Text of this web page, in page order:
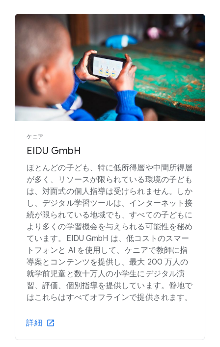
ケニア
EIDU GmbH
ほとんどの子ども、特に低所得層や中間所得層
が多く、リソースが限られている環境の子ども
は、対面式の個人指導は受けられません。しか
し、デジタル学習ツールは、インターネット接
続が限られている地域でも、すべての子どもに
より多くの学習機会を与えられる可能性を秘め
ています。EIDU GmbH は、低コストのスマー
トフォンと AI を使用して、ケニアで教師に指
導案とコンテンツを提供し、最大 200 万人の
就学前児童と数十万人の小学生にデジタル演
習、評価、個別指導を提供しています。僻地で
はこれらはすべてオフラインで提供されます。
詳細